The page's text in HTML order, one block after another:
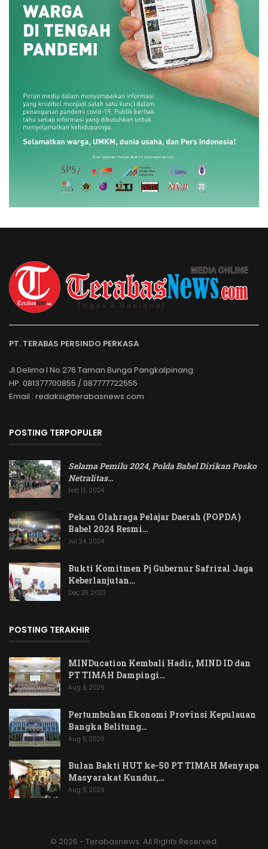
PT. TERABAS PERSINDO PERKASA
Jl.Delima I No.276.Taman Bunga Pangkalpinang.
HP. 081377700855 / 087777722555
Email : redaksi@terabasnews.com
POSTING TERPOPULER
Selama Pemilu 2024, Polda Babel Dirikan Posko
Netralitas…
Feb 13, 2024
Pekan Olahraga Pelajar Daerah (POPDA)
Babel 2024 Resmi…
Jul 24, 2024
Bukti Komitmen Pj Gubernur Safrizal Jaga
Keberlanjutan…
Dec 28, 2023
POSTING TERAKHIR
MINDucation Kembali Hadir, MIND ID dan
PT TIMAH Dampingi…
Aug 6, 2026
Pertumbuhan Ekonomi Provinsi Kepulauan
Bangka Belitung…
Aug 6, 2026
Bulan Bakti HUT ke-50 PT TIMAH Menyapa
Masyarakat Kundur,…
Aug 5, 2026
© 2026 - Terabasnews. All Rights Reserved.